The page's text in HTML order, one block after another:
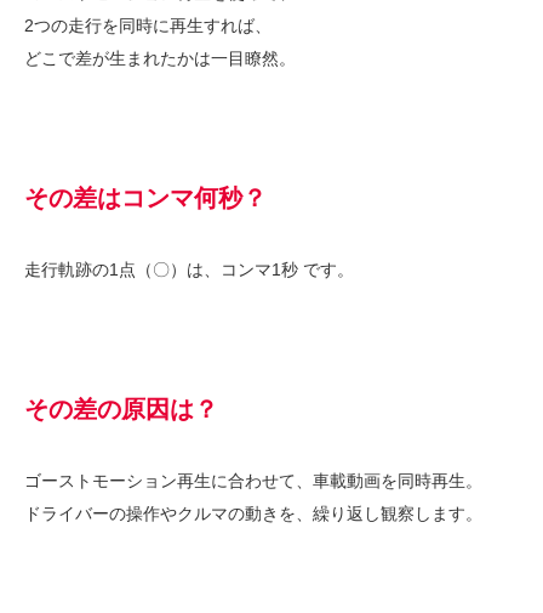
2つの走行を同時に再生すれば、
どこで差が生まれたかは一目瞭然。
その差はコンマ何秒？
走行軌跡の1点（〇）は、コンマ1秒 です。
その差の原因は？
ゴーストモーション再生に合わせて、車載動画を同時再生。
ドライバーの操作やクルマの動きを、繰り返し観察します。